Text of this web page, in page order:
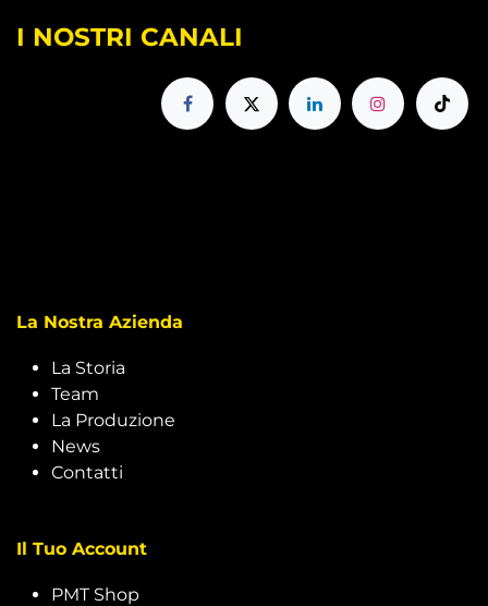
I NOSTRI CANALI
La Nostra Azienda
La Storia
Team
La Produzione
News
Contatti
Il Tuo Account
PMT Shop